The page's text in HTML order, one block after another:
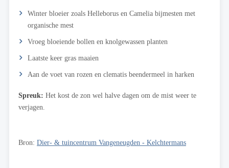
Winter bloeier zoals Helleborus en Camelia bijmesten met
organische mest
Vroeg bloeiende bollen en knolgewassen planten
Laatste keer gras maaien
Aan de voet van rozen en clematis beendermeel in harken
Spreuk: Het kost de zon wel halve dagen om de mist weer te
verjagen.
Bron: Dier- & tuincentrum Vangeneugden - Kelchtermans